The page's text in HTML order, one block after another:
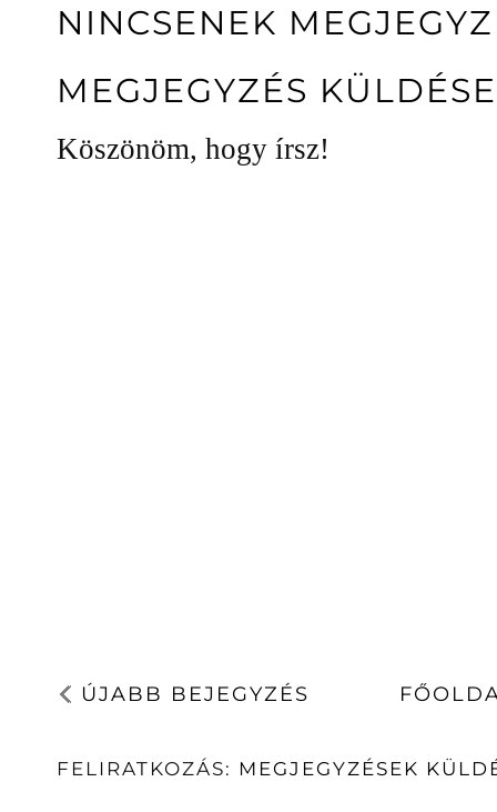
NINCSENEK
MEGJEGYZÉS KÜLDÉSE
Köszönöm, hogy írsz!
ÚJABB BEJEGYZÉS
FELIRATKOZÁS: MEGJEGYZÉSEK